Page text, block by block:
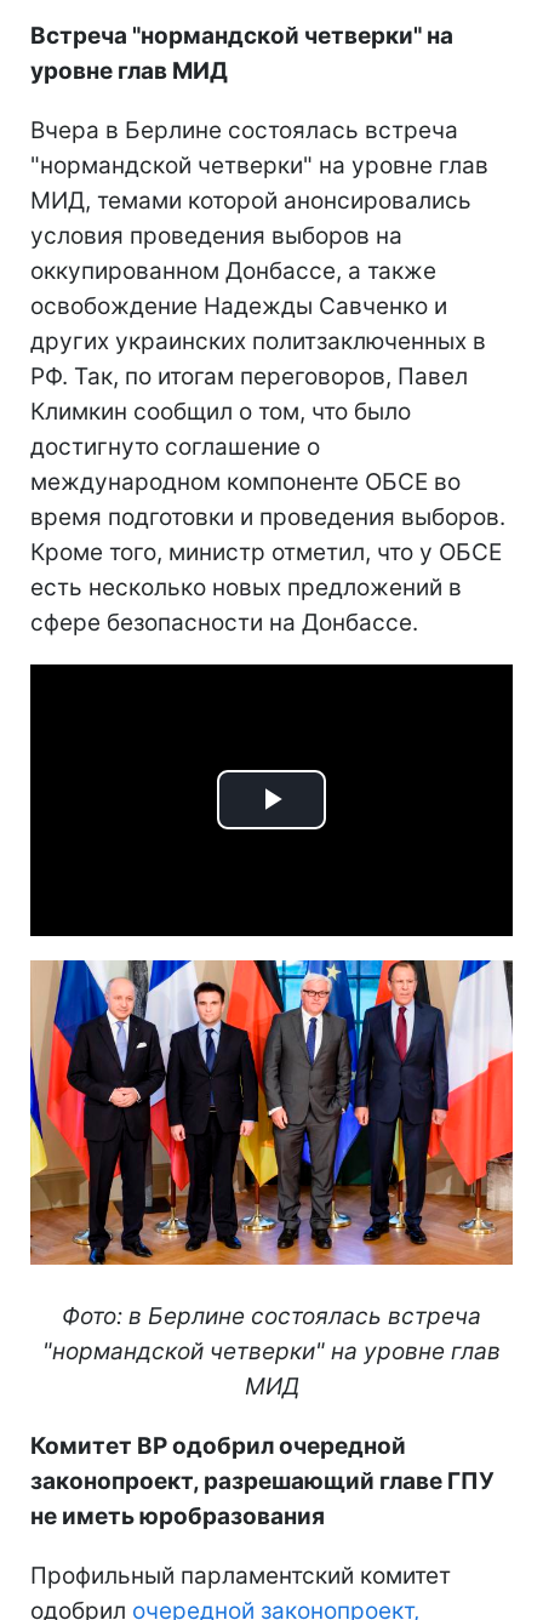
Встреча "нормандской четверки" на
уровне глав МИД
Вчера в Берлине состоялась встреча
"нормандской четверки" на уровне глав
МИД, темами которой анонсировались
условия проведения выборов на
оккупированном Донбассе, а также
освобождение Надежды Савченко и
других украинских политзаключенных в
РФ. Так, по итогам переговоров, Павел
Климкин сообщил о том, что было
достигнуто соглашение о
международном компоненте ОБСЕ во
время подготовки и проведения выборов.
Кроме того, министр отметил, что у ОБСЕ
есть несколько новых предложений в
сфере безопасности на Донбассе.
Play
Фото: в Берлине состоялась встреча
"нормандской четверки" на уровне глав
МИД
Комитет ВР одобрил очередной
законопроект, разрешающий главе ГПУ
не иметь юробразования
Профильный парламентский комитет
одобрил очередной законопроект,